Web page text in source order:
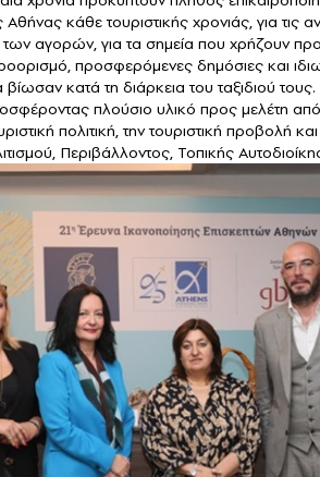
κάθε τουριστικής χρονιάς, για τις
των αγορών, για τα σημεία που χρήζουν
προσφερόμενες δημόσιες και
κατά τη διάρκεια του ταξιδιού
πλούσιο υλικό προς μελέτη
πολιτική, την τουριστική προβολή
Περιβάλλοντος, Τοπικής